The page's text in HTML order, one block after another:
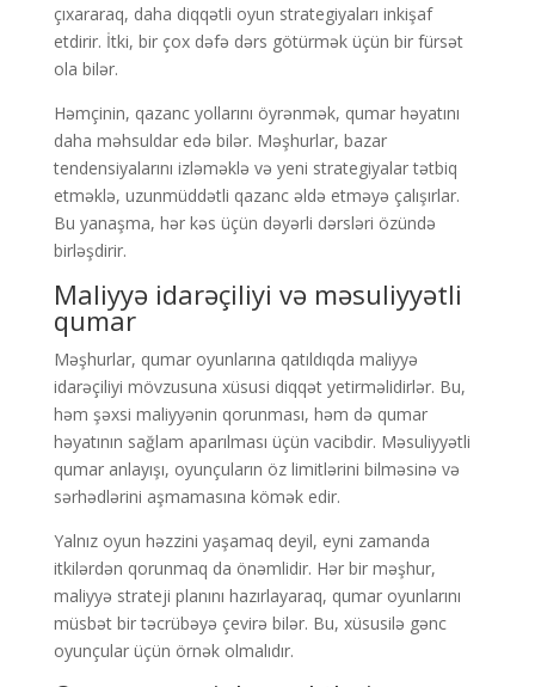
çıxararaq, daha diqqətli oyun strategiyaları inkişaf
etdirir. İtki, bir çox dəfə dərs götürmək üçün bir fürsət
ola bilər.
Həmçinin, qazanc yollarını öyrənmək, qumar həyatını
daha məhsuldar edə bilər. Məşhurlar, bazar
tendensiyalarını izləməklə və yeni strategiyalar tətbiq
etməklə, uzunmüddətli qazanc əldə etməyə çalışırlar.
Bu yanaşma, hər kəs üçün dəyərli dərsləri özündə
birləşdirir.
Maliyyə idarəçiliyi və məsuliyyətli
qumar
Məşhurlar, qumar oyunlarına qatıldıqda maliyyə
idarəçiliyi mövzusuna xüsusi diqqət yetirməlidirlər. Bu,
həm şəxsi maliyyənin qorunması, həm də qumar
həyatının sağlam aparılması üçün vacibdir. Məsuliyyətli
qumar anlayışı, oyunçuların öz limitlərini bilməsinə və
sərhədlərini aşmamasına kömək edir.
Yalnız oyun həzzini yaşamaq deyil, eyni zamanda
itkilərdən qorunmaq da önəmlidir. Hər bir məşhur,
maliyyə strateji planını hazırlayaraq, qumar oyunlarını
müsbət bir təcrübəyə çevirə bilər. Bu, xüsusilə gənc
oyunçular üçün örnək olmalıdır.